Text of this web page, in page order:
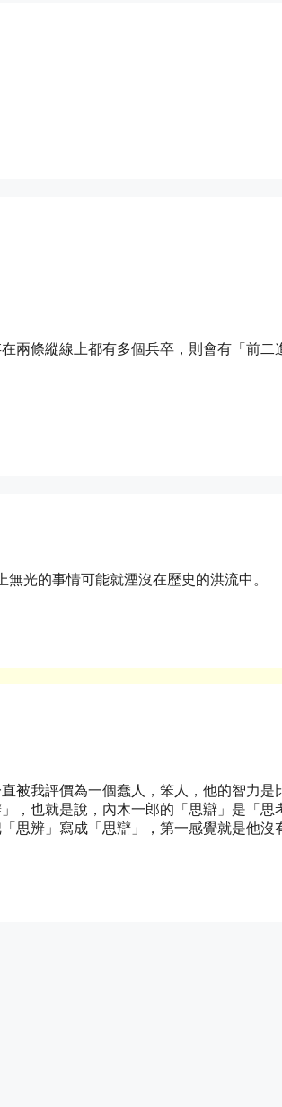
兩條縱線上都有多個兵卒，則會有「前二
光的事情可能就湮沒在歷史的洪流中。
被我評價為一個蠢人，笨人，他的智力是
，也就是說，內木一郎的「思辯」是「思
思辨」寫成「思辯」，第一感覺就是他沒